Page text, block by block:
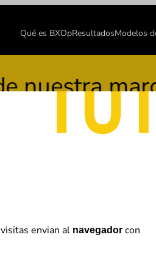
envian al navegador con
Qué es BXOpResultadosModelos
marca